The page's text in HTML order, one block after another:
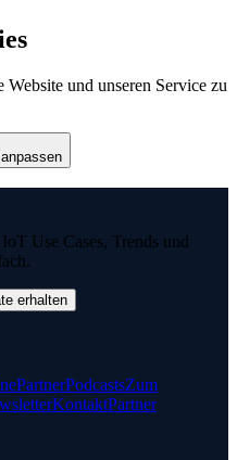
und unseren Service zu
Use Cases, Trends und
erhalten
PartnerPodcastsZum
KontaktPartner